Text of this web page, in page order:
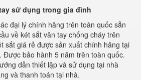
sử dụng trong gia đình
đại lý chính hãng trên toàn quốc sẵn
về két sắt vân tay chống cháy trên
sắt giá rẻ được sản xuất chính hãng tại
Được bảo hành 5 năm trên toàn quốc.
dẫn thiết lập và sử dụng tại nhà
và thanh toán tại nhà.